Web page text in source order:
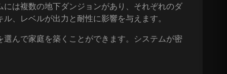
は複数の地下ダンジョンがあり、それぞれのダ
、レベルが出力と耐性に影響を与えます。
んで家庭を築くことができます。システムが密